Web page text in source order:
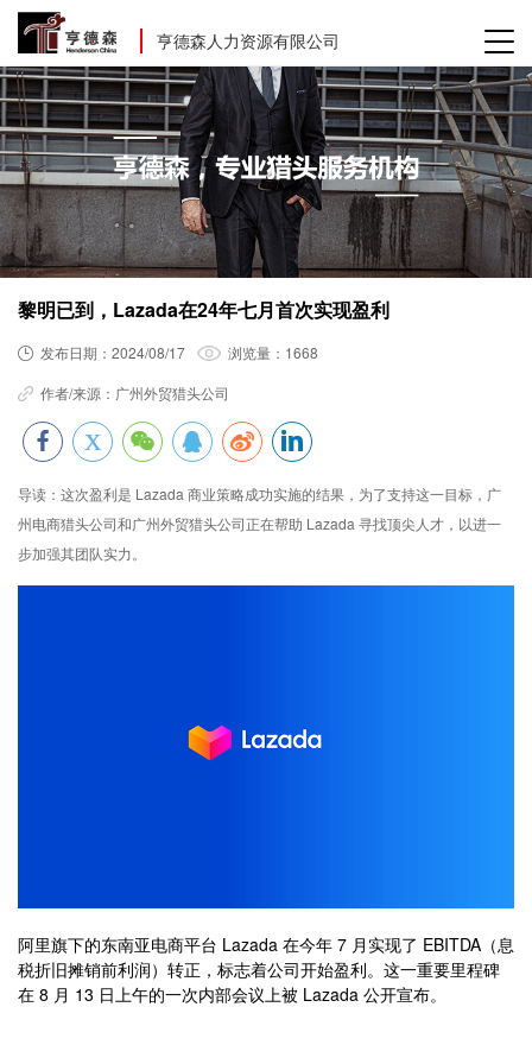
亨德森人力资源有限公司
黎明已到，Lazada在24年七月首次实现盈利
发布日期： 2024/08/17 浏览量： 1668
作者/来源： 广州外贸猎头公司
导读： 这次盈利是 Lazada 商业策略成功实施的结果，为了支持这一目标，广
州电商猎头公司和广州外贸猎头公司正在帮助 Lazada 寻找顶尖人才，以进一
步加强其团队实力。
阿里旗下的东南亚电商平台 Lazada 在今年 7 月实现了 EBITDA（息
税折旧摊销前利润）转正，标志着公司开始盈利。这一重要里程碑
在 8 月 13 日上午的一次内部会议上被 Lazada 公开宣布。